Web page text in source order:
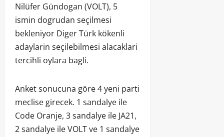
Nilüfer Gündogan (VOLT), 5
ismin dogrudan seçilmesi
bekleniyor Diger Türk kökenli
adaylarin seçilebilmesi alacaklari
tercihli oylara bagli.
Anket sonucuna göre 4 yeni parti
meclise girecek. 1 sandalye ile
Code Oranje, 3 sandalye ile JA21,
2 sandalye ile VOLT ve 1 sandalye